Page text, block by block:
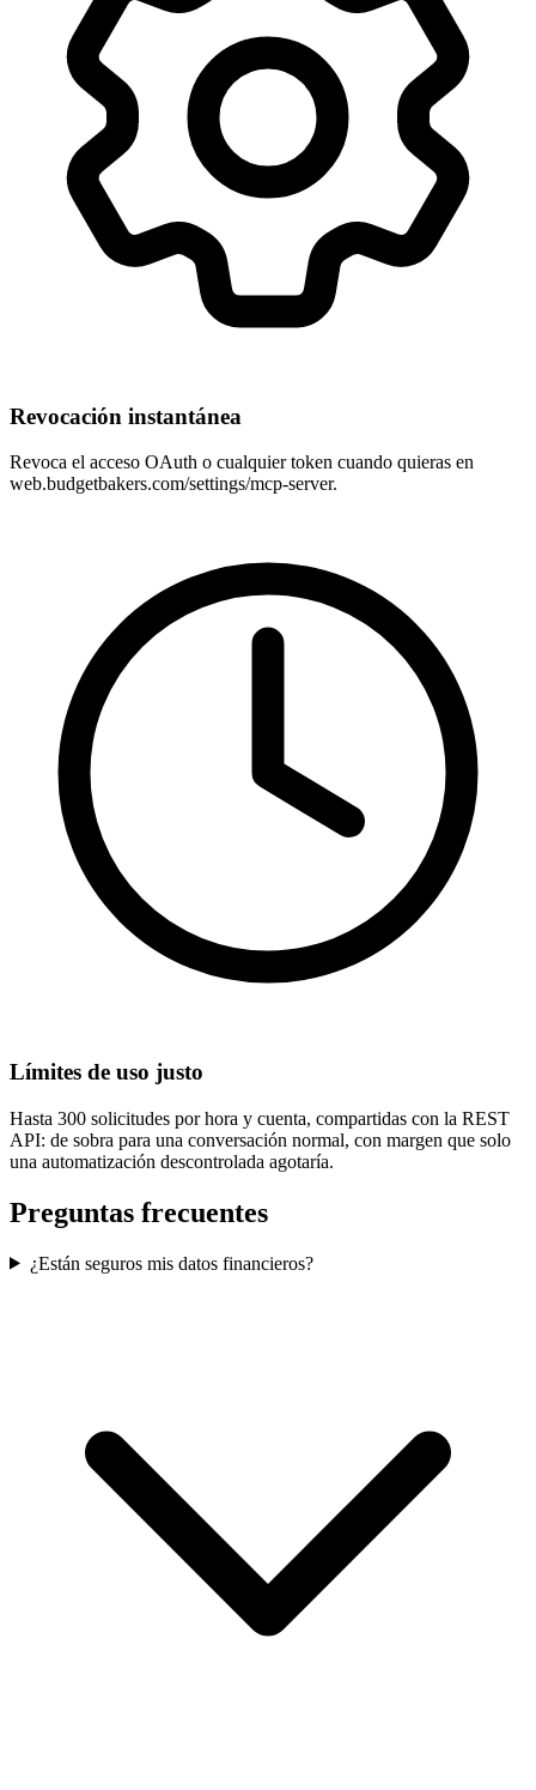
Revocación instantánea
Revoca el acceso OAuth o cualquier token cuando quieras en
web.budgetbakers.com/settings/mcp-server.
Límites de uso justo
Hasta 300 solicitudes por hora y cuenta, compartidas con la REST
API: de sobra para una conversación normal, con margen que solo
una automatización descontrolada agotaría.
Preguntas frecuentes
¿Están seguros mis datos financieros?